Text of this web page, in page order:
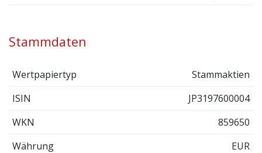
Stammdaten
Wertpapiertyp
Stammaktien
ISIN
JP3197600004
WKN
859650
Währung
EUR